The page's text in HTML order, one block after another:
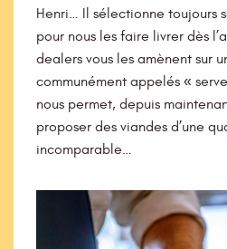
Henri… Il sélectionne toujours
pour nous les faire livrer dès
dealers vous les amènent sur
communément appelés «
nous permet, depuis
proposer des viandes d’une
incomparable…